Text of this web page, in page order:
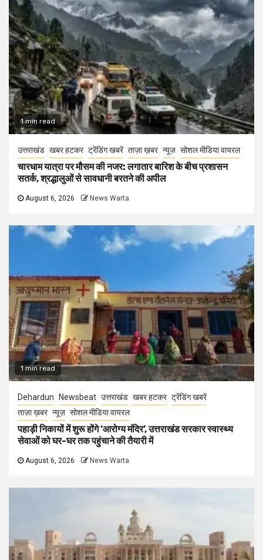
1 min read
उत्तराखंड खबर हटकर ट्रेंडिंग खबरें ताज़ा ख़बर न्यूज़ सोशल मीडिया वायरल
चारधाम यात्रा पर मौसम की नजर: लगातार बारिश के बीच प्रशासन
सतर्क, श्रद्धालुओं से सावधानी बरतने की अपील
August 6, 2026 News Warta
1 min read
Dehardun Newsbeat उत्तराखंड खबर हटकर ट्रेंडिंग खबरें
ताज़ा ख़बर न्यूज़ सोशल मीडिया वायरल
पहाड़ी निकायों में शुरू होंगे ‘आरोग्य मंदिर’, उत्तराखंड सरकार स्वास्थ्य
सेवाओं को घर-घर तक पहुंचाने की तैयारी में
August 6, 2026 News Warta